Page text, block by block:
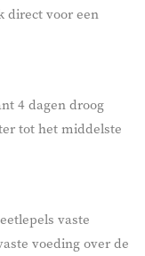
direct voor een
4 dagen droog
tot het middelste
vaste
voeding over de